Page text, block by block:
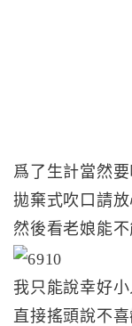
爲了生計當然
拋棄式吹口請
然後看老娘能
我只能說幸好
直接搖頭說不